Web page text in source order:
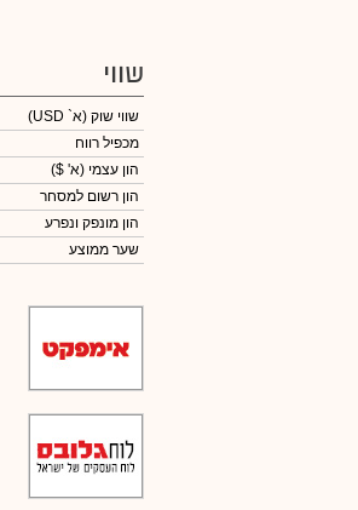
שווי
שווי שוק (א` USD)
מכפיל רווח
הון עצמי (א' $)
הון רשום למסחר
הון מונפק ונפרע
שער ממוצע